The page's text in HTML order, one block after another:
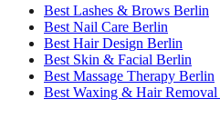
Best Lashes & Brows Berlin
Best Nail Care Berlin
Best Hair Design Berlin
Best Skin & Facial Berlin
Best Massage Therapy Berlin
Best Waxing & Hair Removal